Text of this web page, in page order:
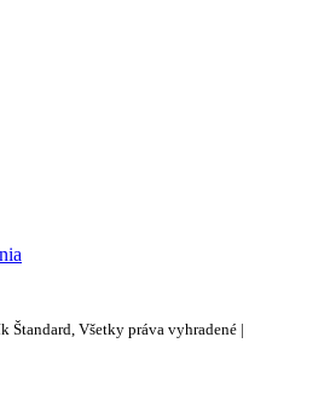
Štandard, Všetky práva vyhradené |